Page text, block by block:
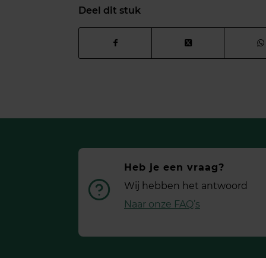
Deel dit stuk
Heb je een vraag?
Wij hebben het antwoord
Naar onze FAQ’s